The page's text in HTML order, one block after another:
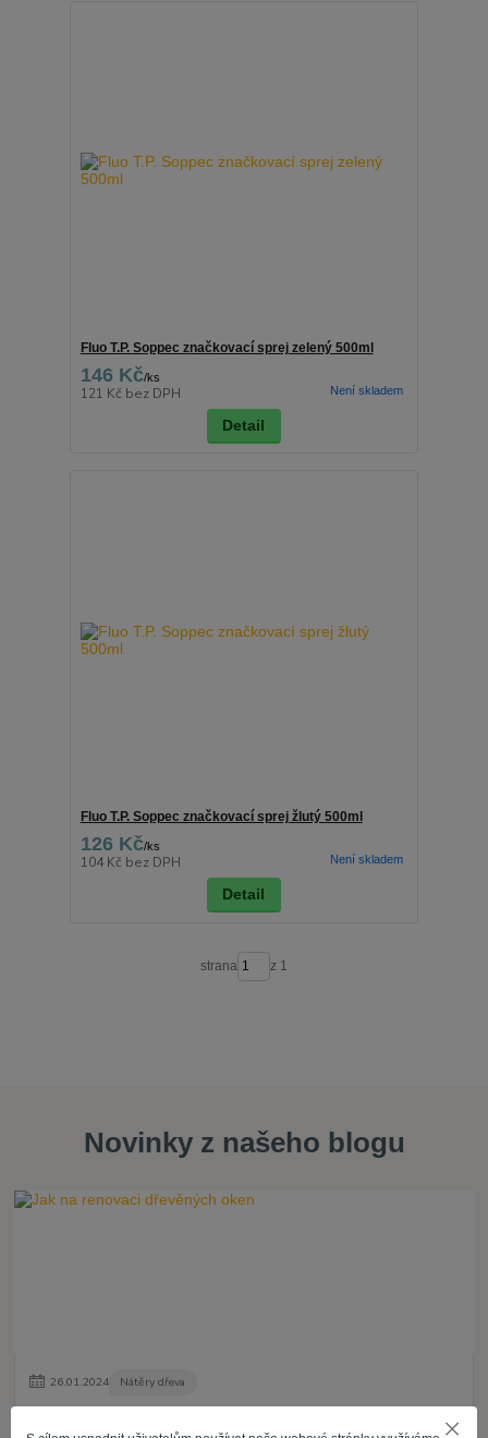
Fluo T.P. Soppec značkovací sprej zelený 500ml
146 Kč/ks
121 Kč bez DPH Není skladem
Detail
Fluo T.P. Soppec značkovací sprej žlutý 500ml
126 Kč/ks
104 Kč bez DPH Není skladem
Detail
strana z 1
Novinky z našeho blogu
26.01.2024 Nátěry dřeva